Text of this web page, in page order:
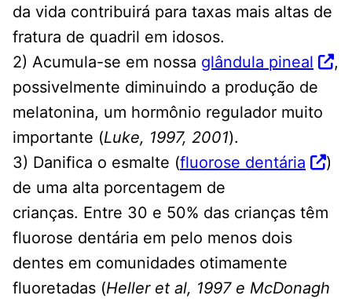
da vida contribuirá para taxas mais altas de
fratura de quadril em idosos.
2) Acumula-se em nossa glândula pineal
,
possivelmente diminuindo a produção de
melatonina, um hormônio regulador muito
importante (Luke, 1997, 2001).
3) Danifica o esmalte (fluorose dentária
)
de uma alta porcentagem de
crianças. Entre 30 e 50% das crianças têm
fluorose dentária em pelo menos dois
dentes em comunidades otimamente
fluoretadas (Heller et al, 1997 e McDonagh